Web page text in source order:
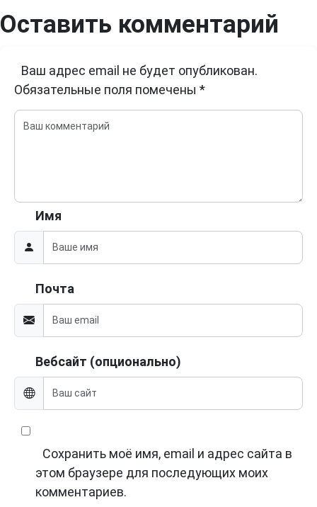
Оставить комментарий
Ваш адрес email не будет опубликован.
Обязательные поля помечены *
Имя
Почта
Вебсайт (опционально)
Сохранить моё имя, email и адрес сайта в
этом браузере для последующих моих
комментариев.